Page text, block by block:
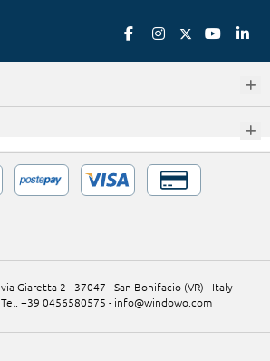
via Giaretta 2 - 37047 - San Bonifacio (VR) - Italy
Tel. +39 0456580575 - info@windowo.com